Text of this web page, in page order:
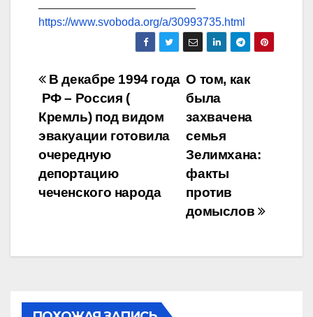
https://www.svoboda.org/a/30993735.html
Навигация
по
записям
О том, как
была
захвачена
семья
Зелимхана:
факты
против
домыслов
В декабре 1994 года
РФ – Россия (
Кремль) под видом
эвакуации готовила
очередную
депортацию
чеченского народа